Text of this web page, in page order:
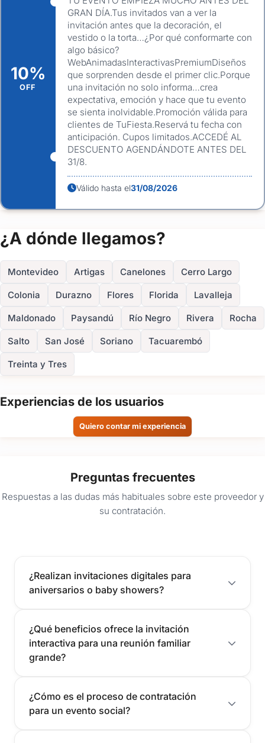
Entrega rápida y digital
Fáciles de compartir por WhatsApp o email
Interacción, elegancia y tecnología en un solo diseño
¡Hacé que tu próxima fiesta sea inolvidable desde la
invitación!
Contactanos por WhatsApp o completá el formulario
y empecemos a diseñar la invitación digital perfecta para tu
10%
OFF
GRAN DÍA.Tus invitados van a ver la
invitación antes que la decoración, el
vestido o la torta…¿Por qué conformarte con
algo básico?
WebAnimadasInteractivasPremiumDiseños
que sorprenden desde el primer clic.Porque
una invitación no solo informa…crea
expectativa, emoción y hace que tu evento
se sienta inolvidable.Promoción válida para
clientes de TuFiesta.Reservá tu fecha con
anticipación. Cupos limitados.ACCEDÉ AL
DESCUENTO AGENDÁNDOTE ANTES DEL
31/8.
Válido hasta el31/08/2026
¿A dónde llegamos?
Montevideo Artigas Canelones Cerro Largo
Colonia Durazno Flores Florida Lavalleja
Maldonado Paysandú Río Negro Rivera Rocha
Salto San José Soriano Tacuarembó
Treinta y Tres
Experiencias de los usuarios
Quiero contar mi experiencia
Preguntas frecuentes
Respuestas a las dudas más habituales sobre este proveedor y
su contratación.
¿Realizan invitaciones digitales para
aniversarios o baby showers?
¿Qué beneficios ofrece la invitación
interactiva para una reunión familiar
grande?
¿Cómo es el proceso de contratación
para un evento social?